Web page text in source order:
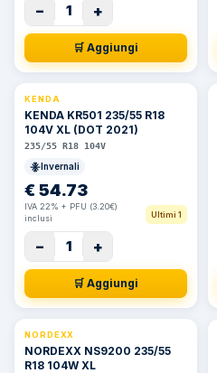
− 1 +
🛒 Aggiungi
KENDA
KENDA KR501 235/55 R18
104V XL (DOT 2021)
235/55 R18 104V
Invernali
€54.73
IVA 22% + PFU (3.20€)
inclusi
Ultimi 1
− 1 +
🛒 Aggiungi
NORDEXX
NORDEXX NS9200 235/55
R18 104W XL